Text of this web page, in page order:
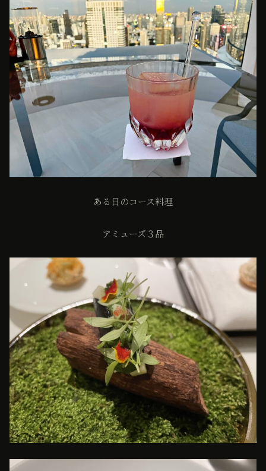
ある日のコース料理
アミューズ３品